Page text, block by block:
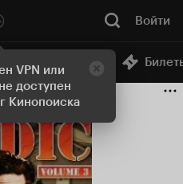
VPN или
доступен
Кинопоиска
Войти
Онлайн-кинотеатр